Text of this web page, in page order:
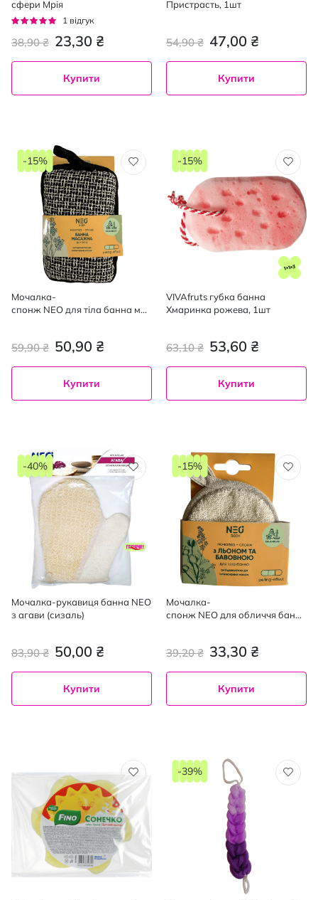
сфери Мрія
Рейтинг:
1 відгук
23,30 ₴
38,90 ₴
Купити
Пристрасть, 1шт
47,00 ₴
54,90 ₴
Купити
Мочалка-
спонж NEO для тіла банна мас
50,90 ₴
59,90 ₴
-15%
Купити
VIVAfruts губка банна
Хмаринка рожева, 1шт
53,60 ₴
63,10 ₴
-15%
Купити
Мочалка-рукавиця банна NEO
з агави (сизаль)
50,00 ₴
83,90 ₴
-40%
Купити
Мочалка-
спонж NEO для обличчя банна
33,30 ₴
39,20 ₴
-15%
Купити
-39%